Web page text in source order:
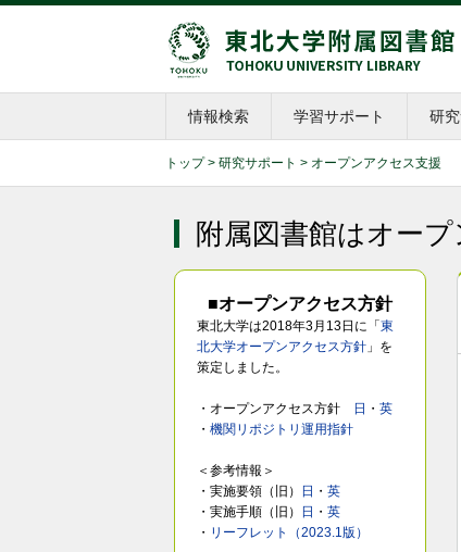
情報検索 学習サポート 研
トップ> 研究サポート > オープンアクセス支援
附属図書館はオー
■オープンアクセス方針
東北大学は2018年3月13日に「 東
北大学オープンアクセス方針 」を
策定しました。
・オープンアクセス方針 日 ・ 英
・ 機関リポジトリ運用指針
＜参考情報＞
・実施要領（旧）
日 ・ 英
・実施手順（旧）
日 ・ 英
・ リーフレット（2023.1版）